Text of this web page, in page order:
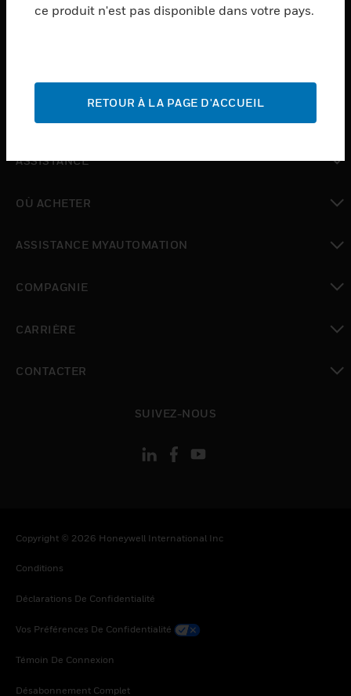
toggle view
INDUSTRIES
ASSISTANCE
OÙ ACHETER
ASSISTANCE MYAUTOMATION
COMPAGNIE
CARRIÈRE
CONTACTER
SUIVEZ-NOUS
Copyright © 2026 Honeywell International Inc
Conditions
Déclarations De Confidentialité
Vos Préférences De Confidentialité
Témoin De Connexion
Désabonnement Complet
ce produit n'est pas disponible dans votre pays.
RETOUR À LA PAGE D'ACCUEIL